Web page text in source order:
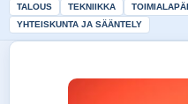
TALOUS
TEKNIIKKA
YHTEISKUNTA JA SÄÄNTELY